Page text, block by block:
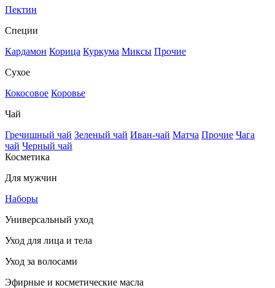
Пектин
Специи
Кардамон Корица Куркума Миксы Прочие
Сухое
Кокосовое Коровье
Чай
Гречишный чай Зеленый чай Иван-чай Матча Прочие Чага
чай Черный чай
Косметика
Для мужчин
Наборы
Универсальный уход
Уход для лица и тела
Уход за волосами
Эфирные и косметические масла